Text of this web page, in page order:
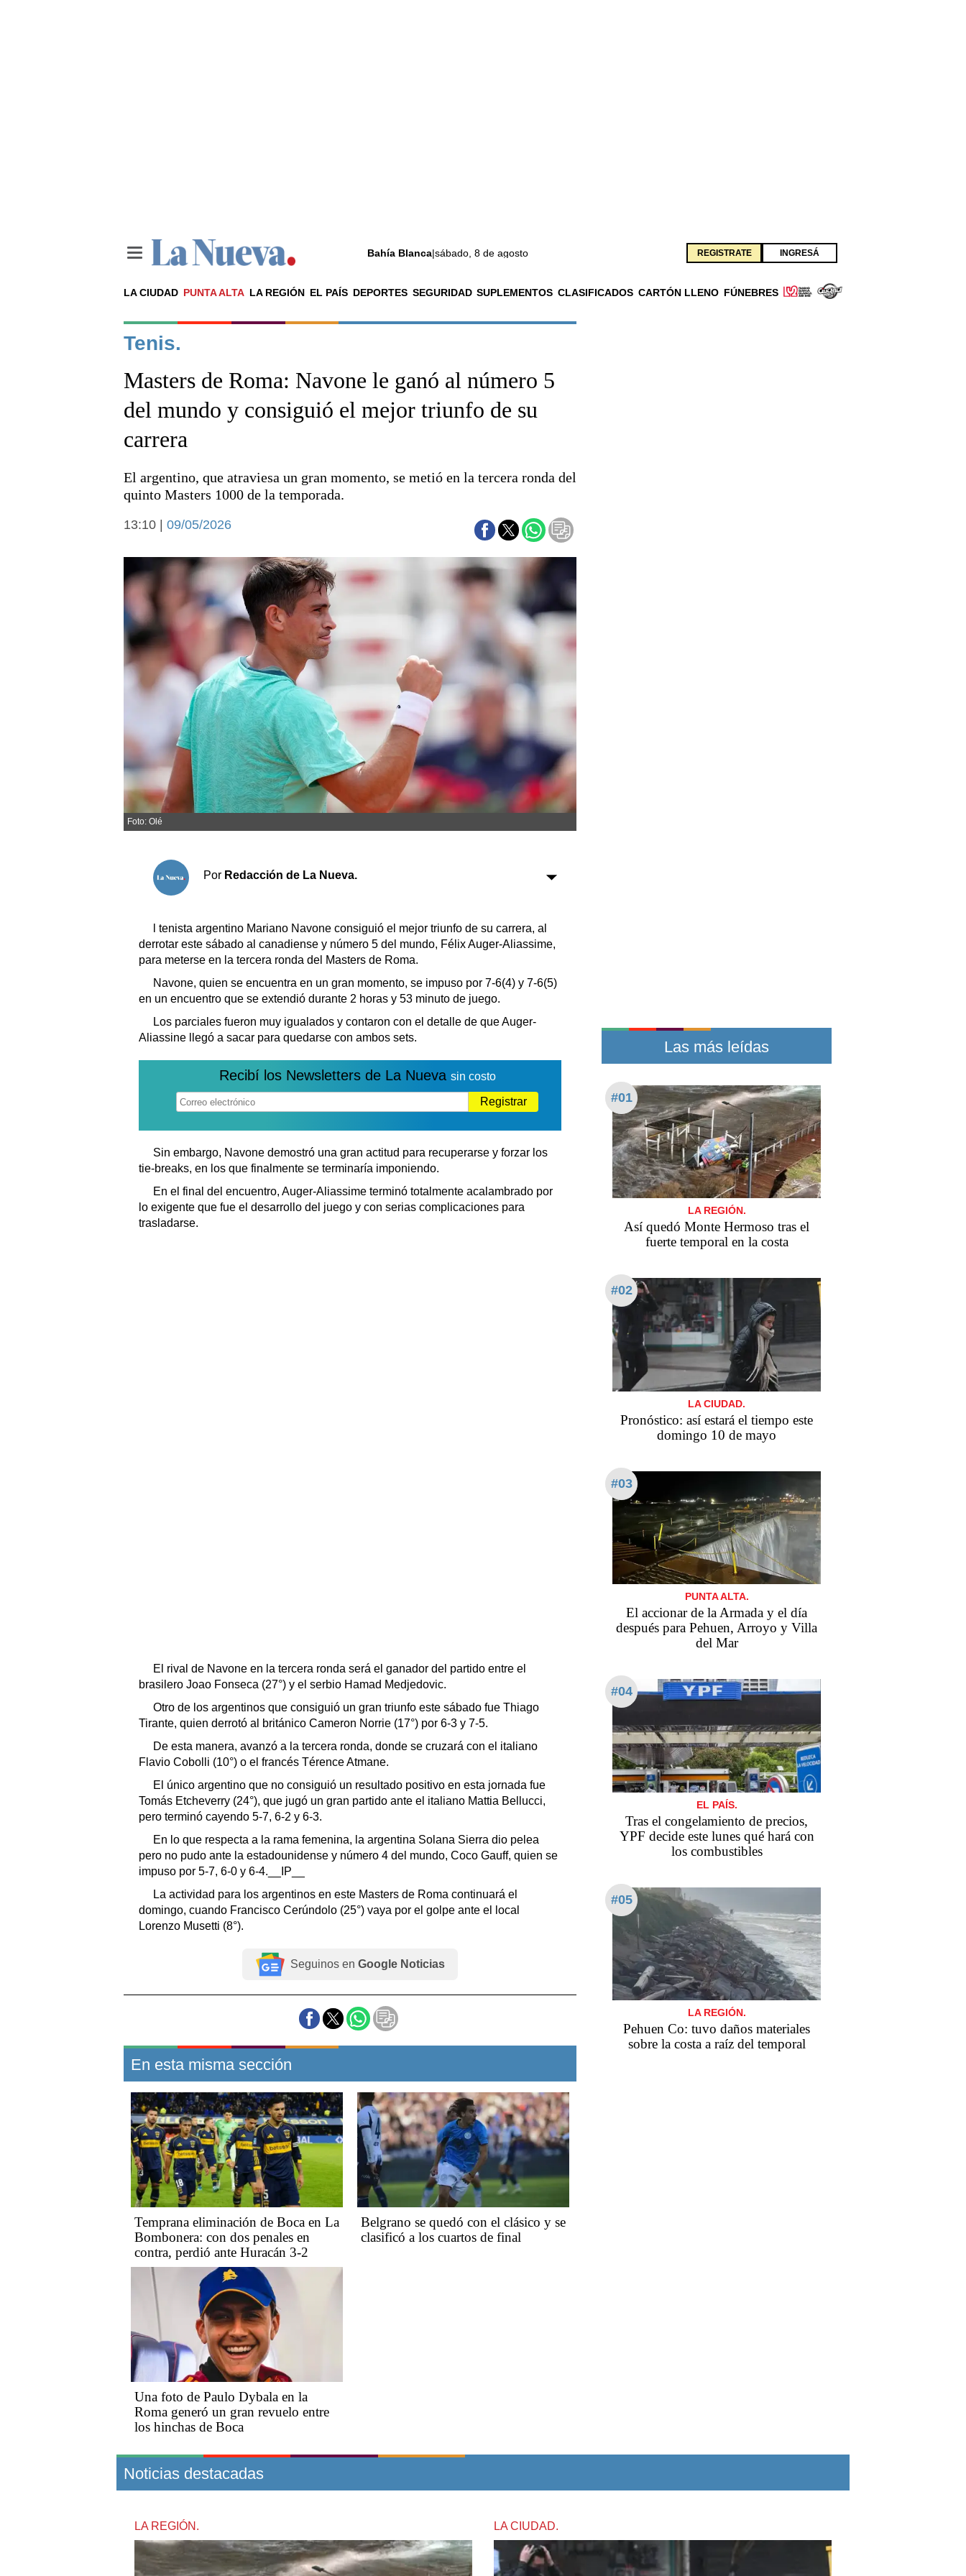
Bahía Blanca|sábado, 8 de agosto REGISTRATE INGRESÁ
LA CIUDAD PUNTA ALTA LA REGIÓN EL PAÍS DEPORTES SEGURIDAD SUPLEMENTOS CLASIFICADOS CARTÓN LLENO FÚNEBRES
Noticias
La ciudad
El país
Seguridad
Liga del Sur
Básquetbol
Arte y cultura
Cines
Economía y campo
Economía y finanzas
Con el campo
Espacio empresas
Sociedad y tiempo libre
Sociedad
Tecnología
Turismo
Salud
Es viral
El tiempo
Fúnebres
Clasificados
Horóscopo
Servicios
Transportes
Fúnebres
Edictos
Tenis.
Masters de Roma: Navone le ganó al número 5
del mundo y consiguió el mejor triunfo de su
carrera
El argentino, que atraviesa un gran momento, se metió en la tercera ronda del
quinto Masters 1000 de la temporada.
13:10 | 09/05/2026
Foto: Olé
Por Redacción de La Nueva.
l tenista argentino Mariano Navone consiguió el mejor triunfo de su carrera, al
derrotar este sábado al canadiense y número 5 del mundo, Félix Auger-Aliassime,
para meterse en la tercera ronda del Masters de Roma.
Navone, quien se encuentra en un gran momento, se impuso por 7-6(4) y 7-6(5)
en un encuentro que se extendió durante 2 horas y 53 minuto de juego.
Los parciales fueron muy igualados y contaron con el detalle de que Auger-
Aliassine llegó a sacar para quedarse con ambos sets.
Recibí los Newsletters de La Nueva sin costo
Registrar
Sin embargo, Navone demostró una gran actitud para recuperarse y forzar los
tie-breaks, en los que finalmente se terminaría imponiendo.
En el final del encuentro, Auger-Aliassime terminó totalmente acalambrado por
lo exigente que fue el desarrollo del juego y con serias complicaciones para
trasladarse.
El rival de Navone en la tercera ronda será el ganador del partido entre el
brasilero Joao Fonseca (27°) y el serbio Hamad Medjedovic.
Otro de los argentinos que consiguió un gran triunfo este sábado fue Thiago
Tirante, quien derrotó al británico Cameron Norrie (17°) por 6-3 y 7-5.
De esta manera, avanzó a la tercera ronda, donde se cruzará con el italiano
Flavio Cobolli (10°) o el francés Térence Atmane.
El único argentino que no consiguió un resultado positivo en esta jornada fue
Tomás Etcheverry (24°), que jugó un gran partido ante el italiano Mattia Bellucci,
pero terminó cayendo 5-7, 6-2 y 6-3.
En lo que respecta a la rama femenina, la argentina Solana Sierra dio pelea
pero no pudo ante la estadounidense y número 4 del mundo, Coco Gauff, quien se
impuso por 5-7, 6-0 y 6-4.__IP__
La actividad para los argentinos en este Masters de Roma continuará el
domingo, cuando Francisco Cerúndolo (25°) vaya por el golpe ante el local
Lorenzo Musetti (8°).
Seguinos en Google Noticias
En esta misma sección
Temprana eliminación de Boca en La
Bombonera: con dos penales en
contra, perdió ante Huracán 3-2
Belgrano se quedó con el clásico y se
clasificó a los cuartos de final
Una foto de Paulo Dybala en la
Roma generó un gran revuelo entre
los hinchas de Boca
Las más leídas
#01
LA REGIÓN.
Así quedó Monte Hermoso tras el
fuerte temporal en la costa
#02
LA CIUDAD.
Pronóstico: así estará el tiempo este
domingo 10 de mayo
#03
PUNTA ALTA.
El accionar de la Armada y el día
después para Pehuen, Arroyo y Villa
del Mar
#04
EL PAÍS.
Tras el congelamiento de precios,
YPF decide este lunes qué hará con
los combustibles
#05
LA REGIÓN.
Pehuen Co: tuvo daños materiales
sobre la costa a raíz del temporal
Noticias destacadas
LA REGIÓN. LA CIUDAD.